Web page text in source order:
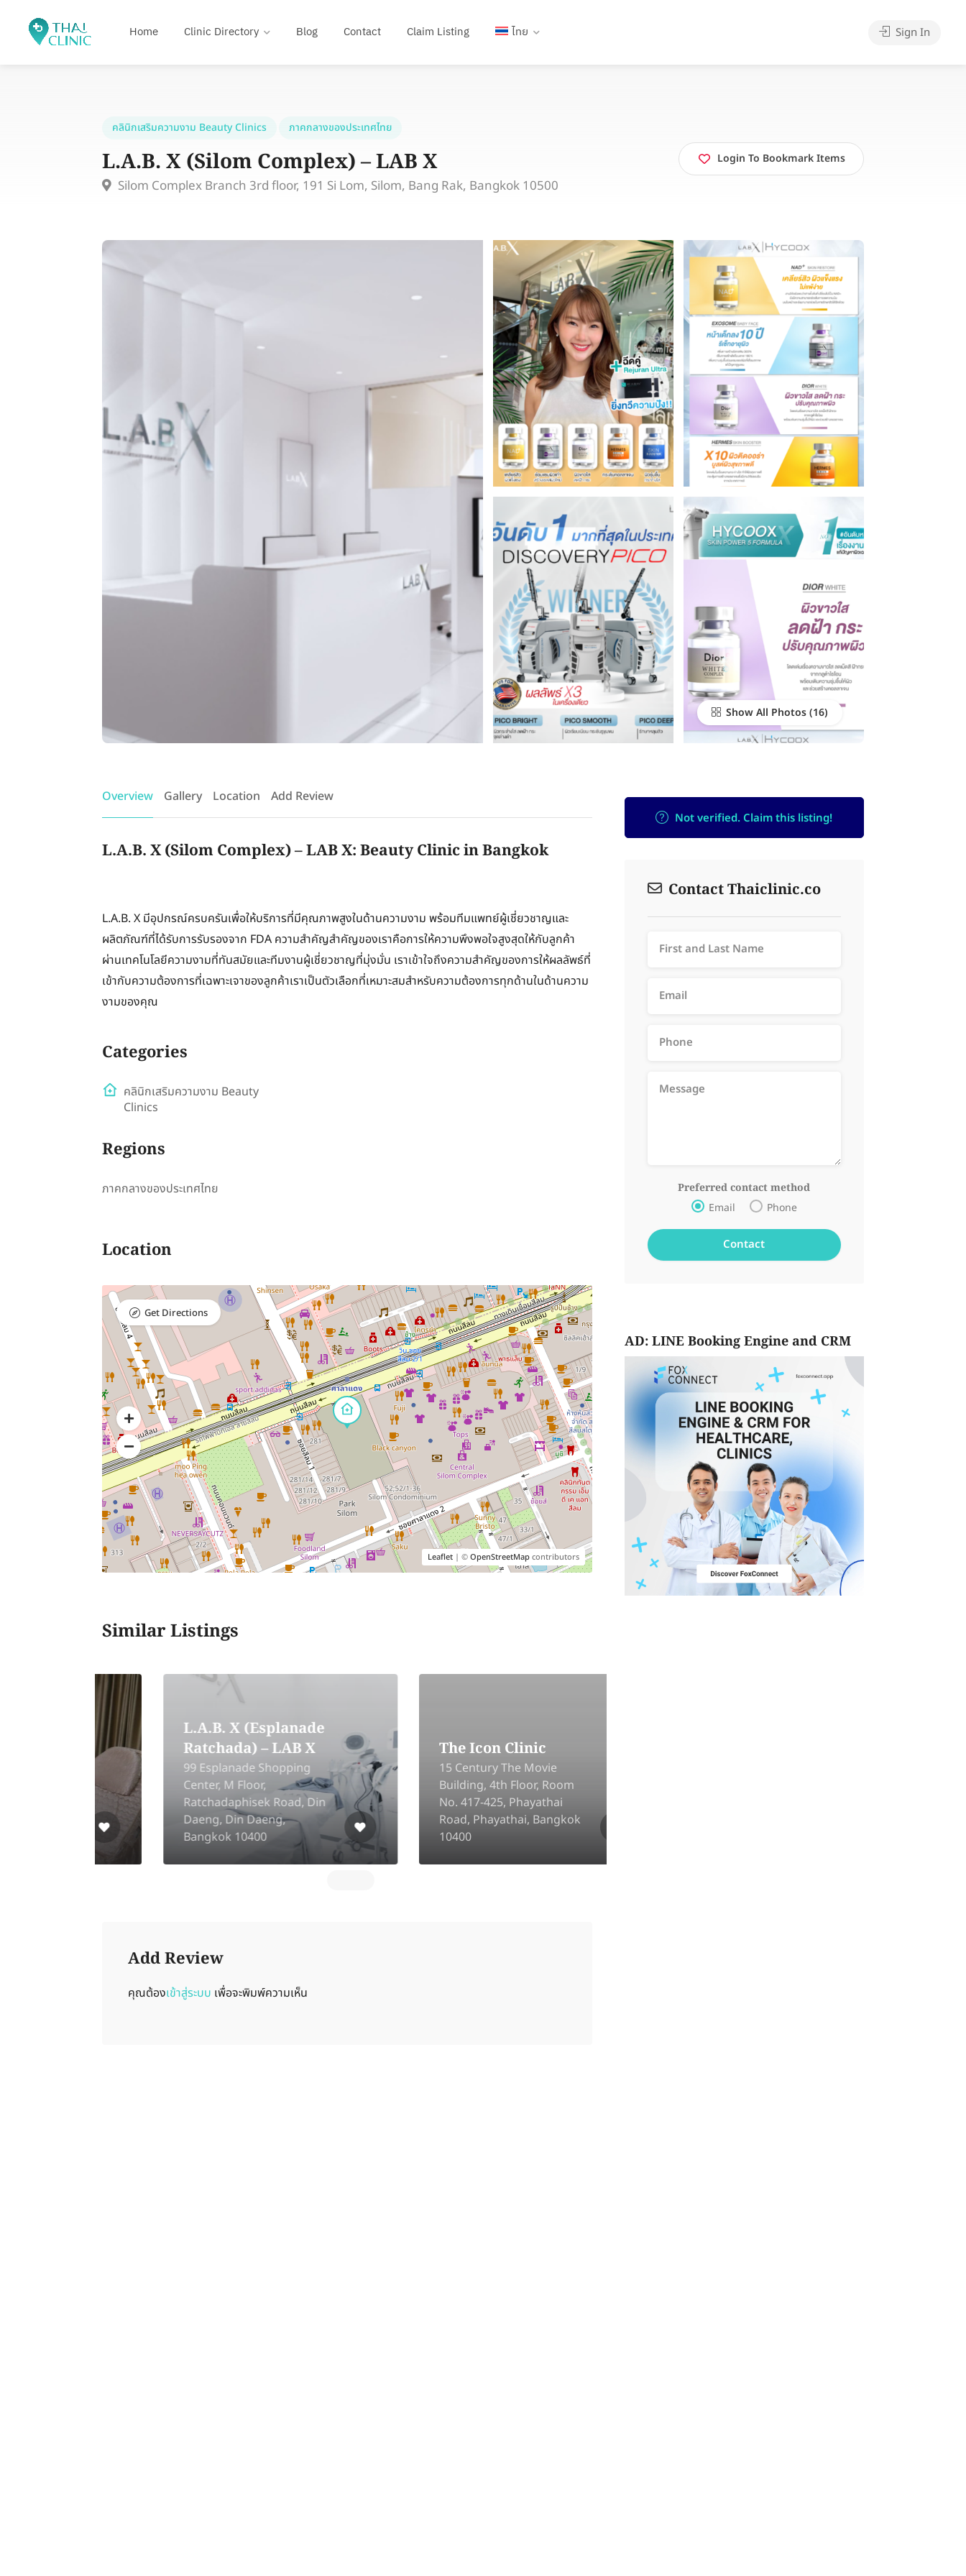
Home Clinic Directory Blog Contact Claim Listing ไทย Sign In
คลินิกเสริมความงาม Beauty Clinics ภาคกลางของประเทศไทย
L.A.B. X (Silom Complex) – LAB X
Silom Complex Branch 3rd floor, 191 Si Lom, Silom, Bang Rak, Bangkok 10500
Login To Bookmark Items
Show All Photos
Overview Gallery Location Add Review
L.A.B. X (Silom Complex) – LAB X: Beauty Clinic in Bangkok
L.A.B. X มีอุปกรณ์ครบครันเพื่อให้บริการที่มีคุณภาพสูงในด้านความงาม พร้อมทีมแพทย์ผู้เชี่ยวชาญและ
ผลิตภัณฑ์ที่ได้รับการรับรองจาก FDA ความสำคัญสำคัญของเราคือการให้ความพึงพอใจสูงสุดให้กับลูกค้า
ผ่านเทคโนโลยีความงามที่ทันสมัยและทีมงานผู้เชี่ยวชาญที่มุ่งมั่น เราเข้าใจถึงความสำคัญของการให้ผลลัพธ์ที่
เข้ากับความต้องการที่เฉพาะเจาของลูกค้าเราเป็นตัวเลือกที่เหมาะสมสำหรับความต้องการทุกด้านในด้านความ
งามของคุณ
Categories
คลินิกเสริมความงาม Beauty
Clinics
Regions
ภาคกลางของประเทศไทย
Location
Leaflet| ©OpenStreetMapcontributors
Get Directions
Similar Listings
L.A.B. X (Esplanade
Ratchada) – LAB X
99 Esplanade Shopping
Center, M Floor,
Ratchadaphisek Road, Din
Daeng, Din Daeng,
Bangkok 10400
The Icon Clinic
15 Century The Movie
Building, 4th Floor, Room
No. 417-425, Phayathai
Road, Phayathai, Bangkok
Add Review
คุณต้องเข้าสู่ระบบ เพื่อจะพิมพ์ความเห็น
Not verified. Claim this listing!
Contact Thaiclinic.co
Preferred contact method
Email Phone
AD: LINE Booking Engine and CRM